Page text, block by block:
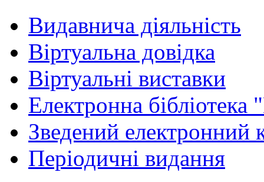
Видавнича діяльність
Віртуальна довідка
Віртуальні виставки
Електронна
Зведений електронний
Періодичні видання